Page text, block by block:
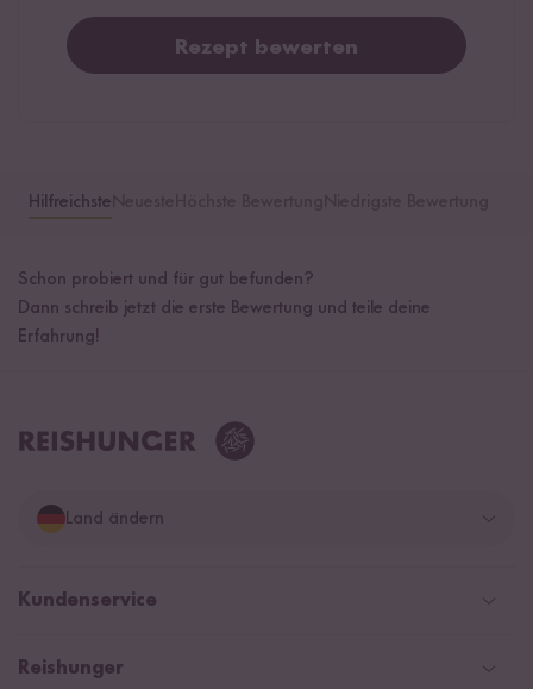
Rezept bewerten
Hilfreichste
Schon probiert und für gut befunden?
Dann schreib jetzt die erste Bewertung und teile deine
Erfahrung!
Land ändern
Deutschland
Kundenservice
Help Center & FAQ
Reishunger